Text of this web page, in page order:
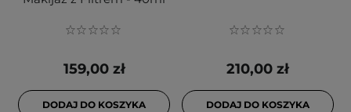
159,00 zł
DODAJ DO KOSZYKA
210,00 zł
DODAJ DO KOSZYKA